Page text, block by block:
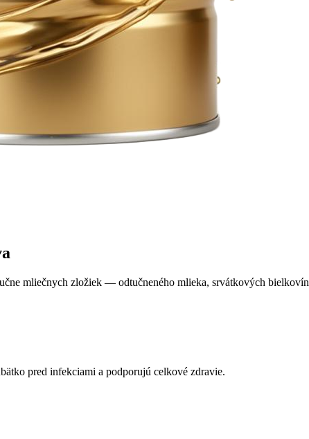
mliečnych zložiek — odtučneného mlieka, srvátkových
pred infekciami a podporujú celkové zdravie.